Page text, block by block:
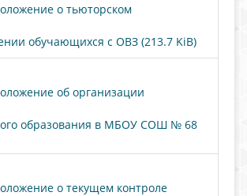
о тьюторском
обучающихся с ОВЗ (213.7 KiB)
об организации
образования в МБОУ СОШ № 68
о текущем контроле